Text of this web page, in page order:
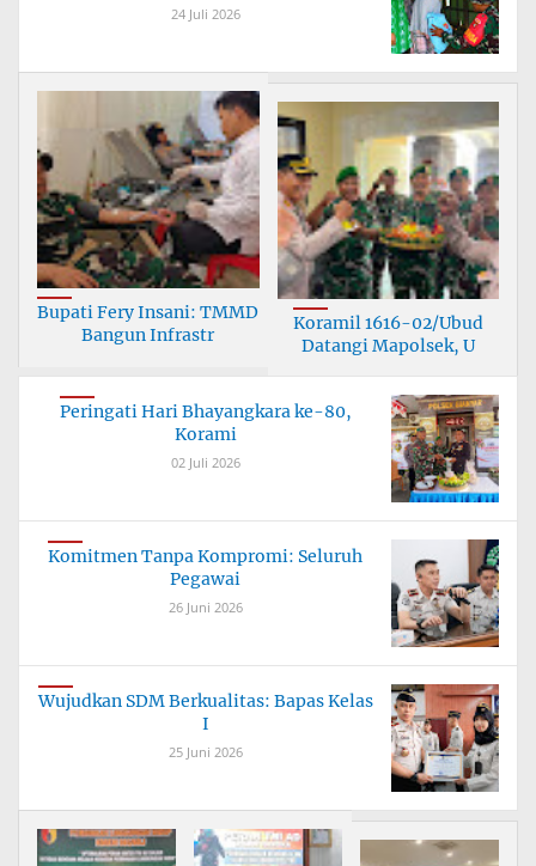
24 Juli 2026
Bupati Fery Insani: TMMD
Bangun Infrastr
Koramil 1616-02/Ubud
Datangi Mapolsek, U
Peringati Hari Bhayangkara ke-80,
Korami
02 Juli 2026
Komitmen Tanpa Kompromi: Seluruh
Pegawai
26 Juni 2026
Wujudkan SDM Berkualitas: Bapas Kelas
I
25 Juni 2026